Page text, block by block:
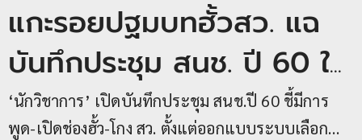
แกะรอยปฐมบทฮั้วสว. แฉ
บันทึกประชุม สนช. ปี 60 ใช้
5 พันล้านยึดประเทศ
‘นักวิชาการ’ เปิดบันทึกประชุม สนช.ปี 60 ชี้มีการ
พูด-เปิดช่องฮั้ว-โกง สว. ตั้งแต่ออกแบบระบบเลือก